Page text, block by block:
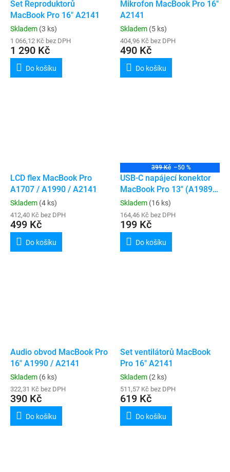
Set Reproduktorů
MacBook Pro 16" A2141
Skladem (3 ks)
1 066,12 Kč bez DPH
1 290 Kč
Do košíku
Mikrofon MacBook Pro 16"
A2141
Skladem (5 ks)
404,96 Kč bez DPH
490 Kč
Do košíku
LCD flex MacBook Pro
A1707 / A1990 / A2141
Skladem (4 ks)
412,40 Kč bez DPH
499 Kč
Do košíku
399 Kč –50 %
USB-C napájecí konektor
MacBook Pro 13" (A1989 /
A2159 / A2289 / A2338 /
A2251) / Pro 15" (A1990) /
Pro 16" (A2141)
Skladem (16 ks)
164,46 Kč bez DPH
199 Kč
Do košíku
Audio obvod MacBook Pro
16" A1990 / A2141
Skladem (6 ks)
322,31 Kč bez DPH
390 Kč
Do košíku
Set ventilátorů MacBook
Pro 16" A2141
Skladem (2 ks)
511,57 Kč bez DPH
619 Kč
Do košíku